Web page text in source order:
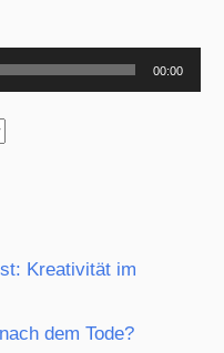
00:00
Kreativität im
dem Tode?